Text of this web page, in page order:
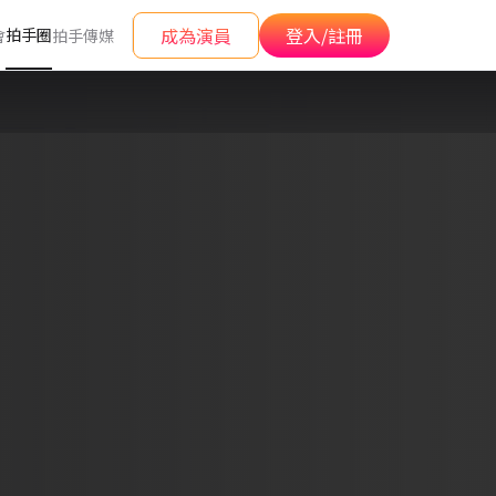
拍手圈拍手傳媒 成為演員 登入/註冊